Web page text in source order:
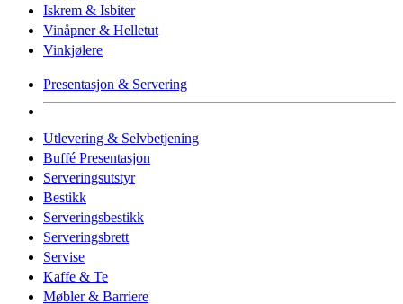
Iskrem & Isbiter
Vinåpner & Helletut
Vinkjølere
Presentasjon & Servering
Utlevering & Selvbetjening
Buffé Presentasjon
Serveringsutstyr
Bestikk
Serveringsbestikk
Serveringsbrett
Servise
Kaffe & Te
Møbler & Barriere